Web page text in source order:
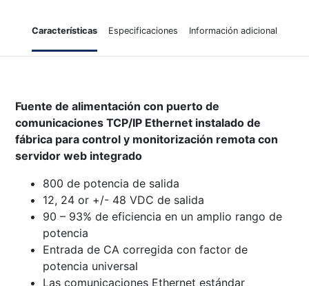
Características Especificaciones Información adicional
Fuente de alimentación con puerto de
comunicaciones TCP/IP Ethernet instalado de
fábrica para control y monitorización remota con
servidor web integrado
800 de potencia de salida
12, 24 or +/- 48 VDC de salida
90 – 93% de eficiencia en un amplio rango de
potencia
Entrada de CA corregida con factor de
potencia universal
Las comunicaciones Ethernet estándar